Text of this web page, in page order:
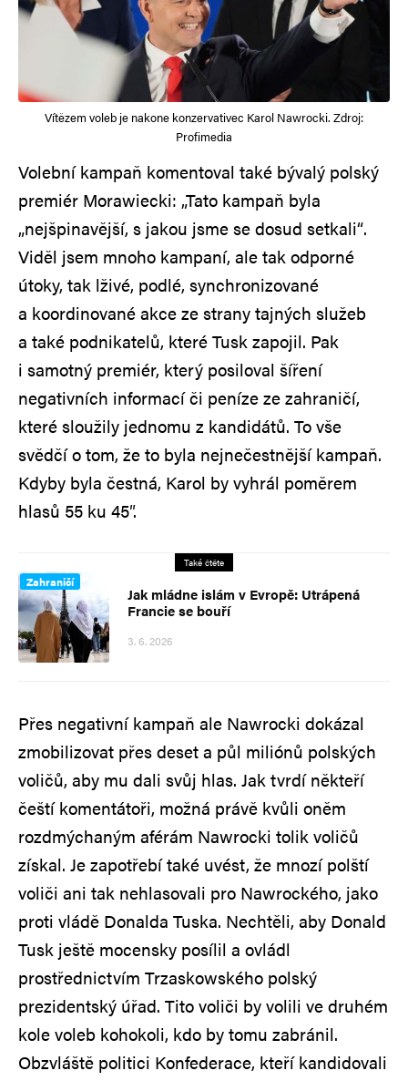
Vítězem voleb je nakone konzervativec Karol Nawrocki. Zdroj:
Profimedia
Volební kampaň komentoval také bývalý polský
premiér Morawiecki: „Tato kampaň byla
„nejšpinavější, s jakou jsme se dosud setkali“.
Viděl jsem mnoho kampaní, ale tak odporné
útoky, tak lživé, podlé, synchronizované
a koordinované akce ze strany tajných služeb
a také podnikatelů, které Tusk zapojil. Pak
i samotný premiér, který posiloval šíření
negativních informací či peníze ze zahraničí,
které sloužily jednomu z kandidátů. To vše
svědčí o tom, že to byla nejnečestnější kampaň.
Kdyby byla čestná, Karol by vyhrál poměrem
hlasů 55 ku 45″.
Také čtěte
Zahraničí
Jak mládne islám v Evropě: Utrápená
Francie se bouří
3. 6. 2026
Přes negativní kampaň ale Nawrocki dokázal
zmobilizovat přes deset a půl miliónů polských
voličů, aby mu dali svůj hlas. Jak tvrdí někteří
čeští komentátoři, možná právě kvůli oněm
rozdmýchaným aférám Nawrocki tolik voličů
získal. Je zapotřebí také uvést, že mnozí polští
voliči ani tak nehlasovali pro Nawrockého, jako
proti vládě Donalda Tuska. Nechtěli, aby Donald
Tusk ještě mocensky posílil a ovládl
prostřednictvím Trzaskowského polský
prezidentský úřad. Tito voliči by volili ve druhém
kole voleb kohokoli, kdo by tomu zabránil.
Obzvláště politici Konfederace, kteří kandidovali